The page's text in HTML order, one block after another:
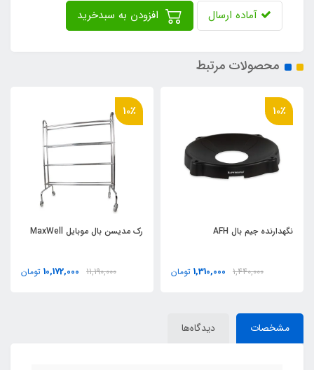
آماده ارسال
محصولات مرتبط
نگهدارنده جيم بال AFH
1,440,000
10٪
1,310,000 تومان
رک مديسن بال موبايل MaxWell
11,190,000
10٪
10,172,000 تومان
مشخصات دیدگاه‌ها